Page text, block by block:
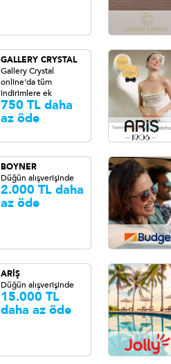
GALLERY CRYSTAL
Gallery Crystal
online'da tüm
indirimlere ek
750 TL daha
az öde
BOYNER
Düğün alışverişinde
2.000 TL daha
az öde
ARİŞ
Düğün alışverişinde
15.000 TL
daha az öde